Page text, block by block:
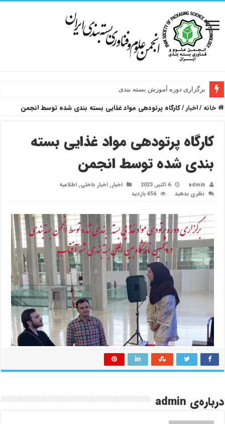
برگزاری دوره آموزش بسته بندی
خانه /اخبار/کارگاه پرتودهی مواد غذایی بسته بندی شده توسط انجمن
کارگاه پرتودهی مواد غذایی بسته
بندی شده توسط انجمن
admin 6 اکتبر, 2023 اخبار,اخبار داخلی,اطلاعیه
نظری بدهید
456 بازدید
درباره‌ی admin